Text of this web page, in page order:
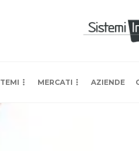
TEMI MERCATI AZIENDE